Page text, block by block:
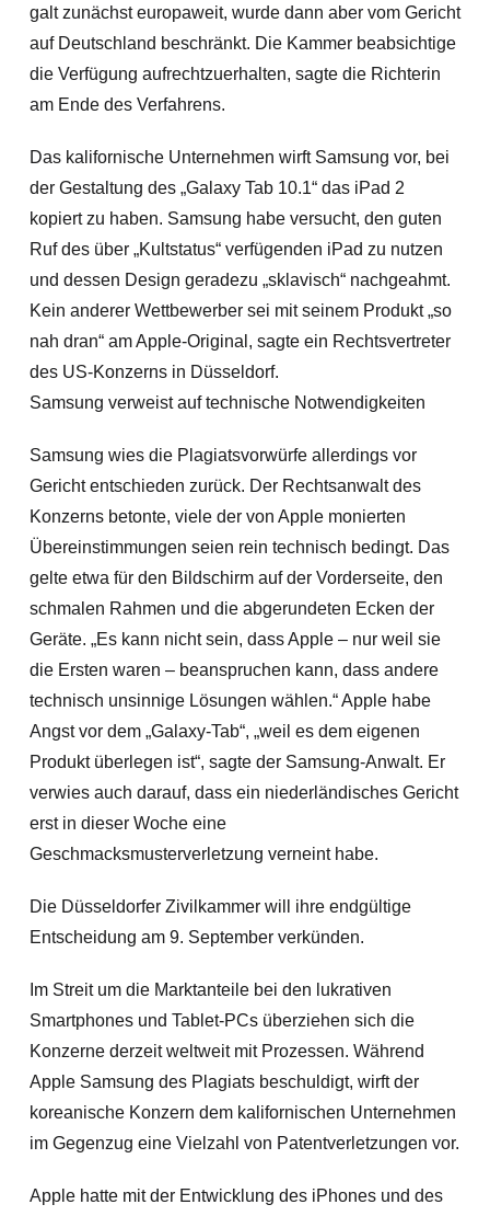
galt zunächst europaweit, wurde dann aber vom Gericht
auf Deutschland beschränkt. Die Kammer beabsichtige
die Verfügung aufrechtzuerhalten, sagte die Richterin
am Ende des Verfahrens.
Das kalifornische Unternehmen wirft Samsung vor, bei
der Gestaltung des „Galaxy Tab 10.1“ das iPad 2
kopiert zu haben. Samsung habe versucht, den guten
Ruf des über „Kultstatus“ verfügenden iPad zu nutzen
und dessen Design geradezu „sklavisch“ nachgeahmt.
Kein anderer Wettbewerber sei mit seinem Produkt „so
nah dran“ am Apple-Original, sagte ein Rechtsvertreter
des US-Konzerns in Düsseldorf.
Samsung verweist auf technische Notwendigkeiten
Samsung wies die Plagiatsvorwürfe allerdings vor
Gericht entschieden zurück. Der Rechtsanwalt des
Konzerns betonte, viele der von Apple monierten
Übereinstimmungen seien rein technisch bedingt. Das
gelte etwa für den Bildschirm auf der Vorderseite, den
schmalen Rahmen und die abgerundeten Ecken der
Geräte. „Es kann nicht sein, dass Apple – nur weil sie
die Ersten waren – beanspruchen kann, dass andere
technisch unsinnige Lösungen wählen.“ Apple habe
Angst vor dem „Galaxy-Tab“, „weil es dem eigenen
Produkt überlegen ist“, sagte der Samsung-Anwalt. Er
verwies auch darauf, dass ein niederländisches Gericht
erst in dieser Woche eine
Geschmacksmusterverletzung verneint habe.
Die Düsseldorfer Zivilkammer will ihre endgültige
Entscheidung am 9. September verkünden.
Im Streit um die Marktanteile bei den lukrativen
Smartphones und Tablet-PCs überziehen sich die
Konzerne derzeit weltweit mit Prozessen. Während
Apple Samsung des Plagiats beschuldigt, wirft der
koreanische Konzern dem kalifornischen Unternehmen
im Gegenzug eine Vielzahl von Patentverletzungen vor.
Apple hatte mit der Entwicklung des iPhones und des